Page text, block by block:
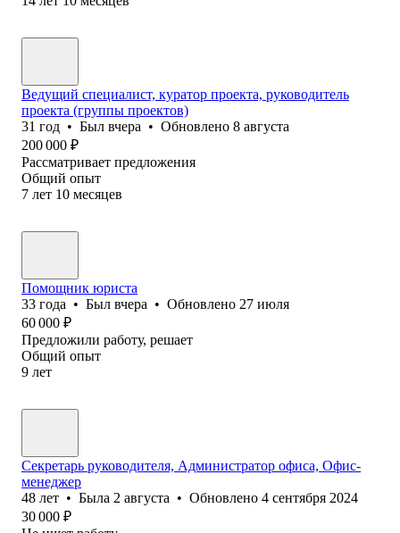
Ведущий специалист, куратор проекта, руководитель
проекта (группы проектов)
31 год • Был вчера • Обновлено 8 августа
200 000 ₽
Рассматривает предложения
Общий опыт
7 лет 10 месяцев
Помощник юриста
33 года • Был вчера • Обновлено 27 июля
60 000 ₽
Предложили работу, решает
Общий опыт
9 лет
Секретарь руководителя, Администратор офиса, Офис-
менеджер
48 лет • Была 2 августа • Обновлено 4 сентября 2024
30 000 ₽